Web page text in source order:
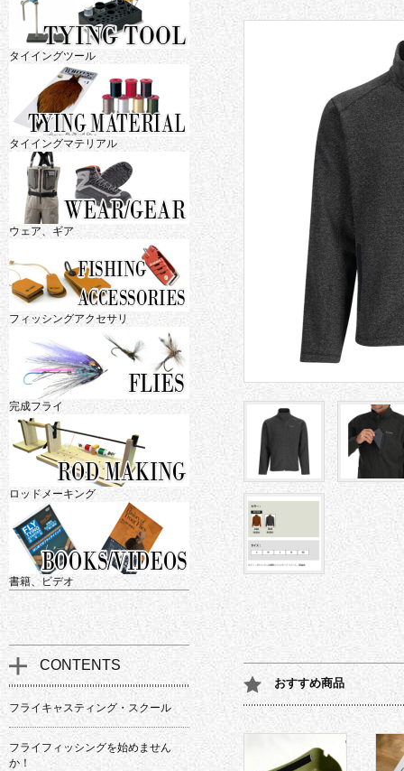
おすすめ商品
タイイングツール
タイイングマテリアル
ウェア、ギア
フィッシングアクセサリ
完成フライ
ロッドメーキング
書籍、ビデオ
CONTENTS
フライキャスティング・スクール
フライフィッシングを始めません
か！